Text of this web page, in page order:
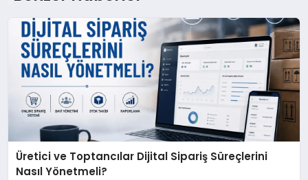
Üretici ve Toptancılar Dijital Sipariş Süreçlerini
Nasıl Yönetmeli?